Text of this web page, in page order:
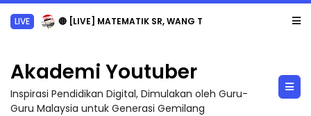
LIVE 🔴 [LIVE] MATEMATIK SR, WANG TAHUN 6 OLEH CIKGU ANITA #ALLINONE #141 #...
Akademi Youtuber
Inspirasi Pendidikan Digital, Dimulakan oleh Guru-
Guru Malaysia untuk Generasi Gemilang